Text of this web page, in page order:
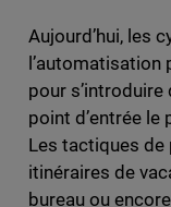
Aujourd’hui, les
l’automatisation
pour
point d’entrée le
Les tactiques
itinéraires de
bureau ou